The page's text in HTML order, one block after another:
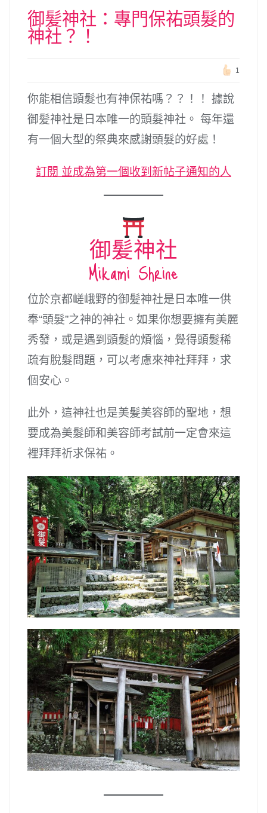
御髪神社：專門保祐頭髮的
神社？！
1
你能相信頭髮也有神保祐嗎？？！！ 據說
御髪神社是日本唯一的頭髮神社。 每年還
有一個大型的祭典來感謝頭髮的好處！
訂閱 並成為第一個收到新帖子通知的人
御髪神社
Mikami Shrine
位於京都嵯峨野的御髪神社是日本唯一供
奉“頭髮”之神的神社。如果你想要擁有美麗
秀發，或是遇到頭髮的煩惱，覺得頭髮稀
疏有脫髮問題，可以考慮來神社拜拜，求
個安心。
此外，這神社也是美髪美容師的聖地，想
要成為美髮師和美容師考試前一定會來這
裡拜拜祈求保祐。